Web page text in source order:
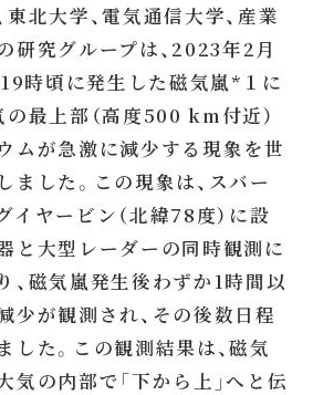
北大学、電気通信大学、産業
研究グループは、2023年2月
時頃に発生した磁気嵐*１に
の最上部（高度500 km付近）
ムが急激に減少する現象を世
ました。この現象は、スバー
イヤービン（北緯78度）に設
と大型レーダーの同時観測に
、磁気嵐発生後わずか1時間以
少が観測され、その後数日程
した。この観測結果は、磁気
気の内部で「下から上」へと伝